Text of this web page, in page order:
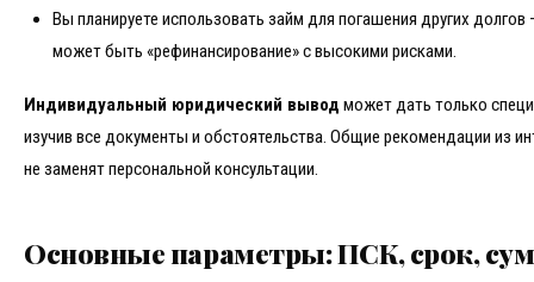
Вы планируете использовать займ для погашения других долгов
может быть «рефинансирование» с высокими рисками.
Индивидуальный юридический вывод может дать только
изучив все документы и обстоятельства. Общие рекомендации из
не заменят персональной консультации.
Основные параметры: ПСК, срок,